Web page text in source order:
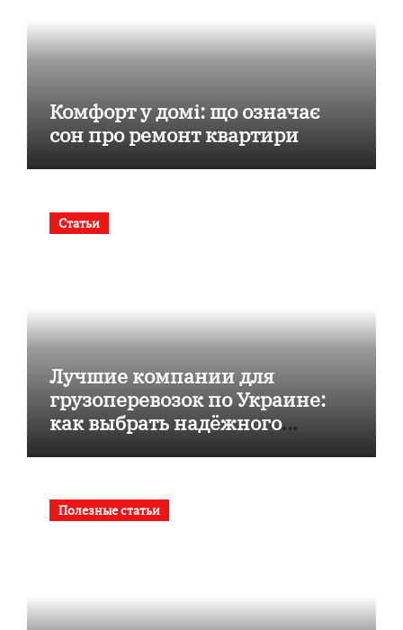
Комфорт у домі: що означає
сон про ремонт квартири
Статьи
Лучшие компании для
грузоперевозок по Украине:
как выбрать надёжного
Полезные статьи